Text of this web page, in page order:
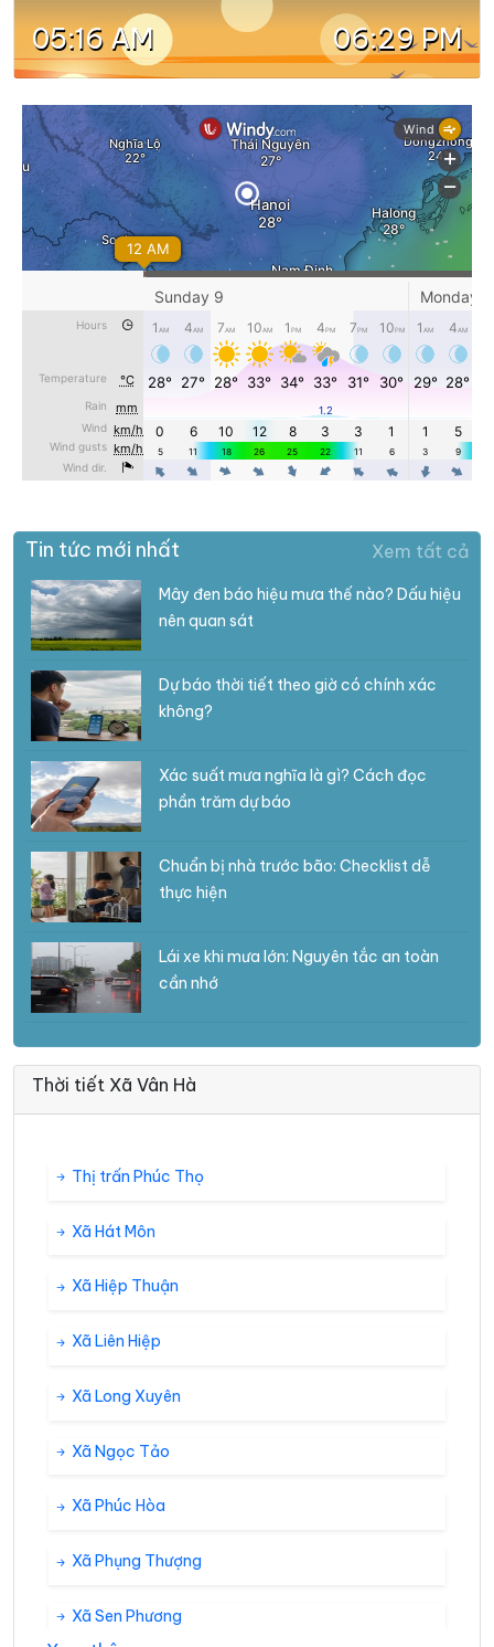
05:16 AM 06:29 PM
Tin tức mới nhất Xem tất cả
Mây đen báo hiệu mưa thế nào? Dấu hiệu
nên quan sát
Dự báo thời tiết theo giờ có chính xác
không?
Xác suất mưa nghĩa là gì? Cách đọc
phần trăm dự báo
Chuẩn bị nhà trước bão: Checklist dễ
thực hiện
Lái xe khi mưa lớn: Nguyên tắc an toàn
cần nhớ
Thời tiết Xã Vân Hà
Thị trấn Phúc Thọ
Xã Hát Môn
Xã Hiệp Thuận
Xã Liên Hiệp
Xã Long Xuyên
Xã Ngọc Tảo
Xã Phúc Hòa
Xã Phụng Thượng
Xã Sen Phương